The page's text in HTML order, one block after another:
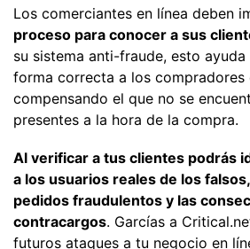
Los comerciantes en línea deben
proceso para conocer a sus
su sistema anti-fraude, esto
forma correcta a los compradores
compensando el que no se
presentes a la hora de la compra.
Al verificar a tus clientes podrás
a los usuarios reales de los
pedidos fraudulentos y las
contracargos. Garcías a
futuros ataques a tu negocio en